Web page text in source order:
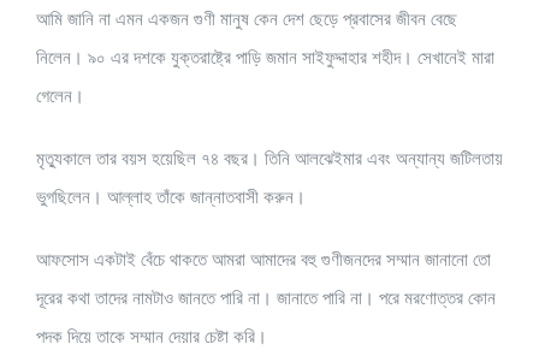
আমি জানি না এমন একজন গুণী মানুষ কেন দেশ ছেড়ে প্রবাসের জীবন বেছে
নিলেন। ৯০ এর দশকে যুক্তরাষ্ট্রে পাড়ি জমান সাইফুদ্দাহার শহীদ। সেখানেই মারা
গেলেন।
মৃত্যুকালে তার বয়স হয়েছিল ৭৪ বছর। তিনি আলঝেইমার এবং অন্যান্য জটিলতায়
ভুগছিলেন। আল্লাহ তাঁকে জান্নাতবাসী করুন।
আফসোস একটাই বেঁচে থাকতে আমরা আমাদের বহু গুণীজনদের সম্মান জানানো তো
দূরের কথা তাদের নামটাও জানতে পারি না।‌ জানাতে পারি না। পরে মরণোত্তর কোন
পদক দিয়ে তাকে সম্মান দেয়ার চেষ্টা করি।